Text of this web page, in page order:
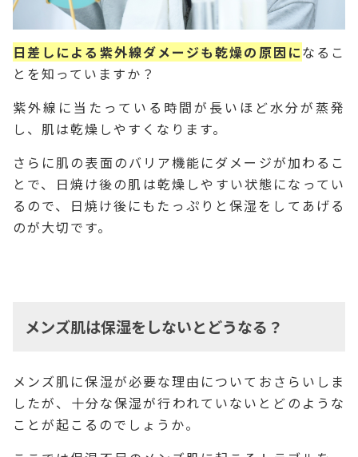
日差しによる紫外線ダメージも乾燥の原因になるこ
とを知っていますか？
紫外線に当たっている時間が長いほど水分が蒸発
し、肌は乾燥しやすくなります。
さらに肌の表面のバリア機能にダメージが加わるこ
とで、日焼け後の肌は乾燥しやすい状態になってい
るので、日焼け後にもたっぷりと保湿をしてあげる
のが大切です。
メンズ肌は保湿をしないとどうなる？
メンズ肌に保湿が必要な理由についておさらいしま
したが、十分な保湿が行われていないとどのような
ことが起こるのでしょうか。